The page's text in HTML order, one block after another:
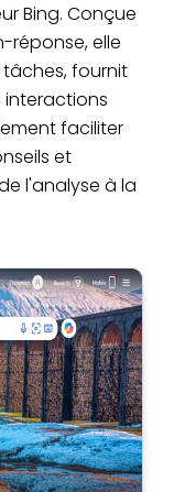
Bing. Conçue
réponse, elle
fournit
interactions
faciliter
et
l'analyse à la